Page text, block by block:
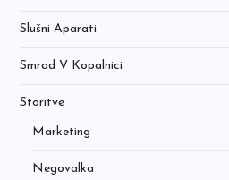
Slušni Aparati
Smrad V Kopalnici
Storitve
Marketing
Negovalka